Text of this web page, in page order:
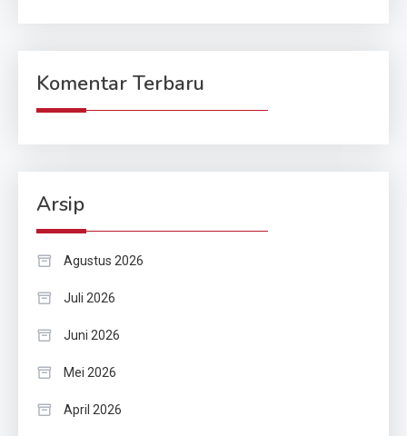
Komentar Terbaru
Arsip
Agustus 2026
Juli 2026
Juni 2026
Mei 2026
April 2026